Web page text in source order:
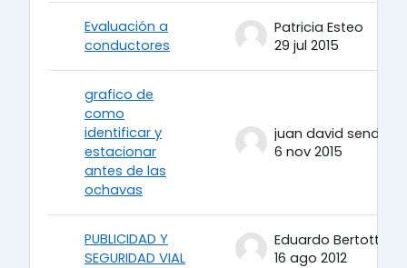
Evaluación a
conductores
Patricia Esteo
29 jul 2015
grafico de
como
identificar y
estacionar
antes de las
ochavas
6 nov 2015
PUBLICIDAD Y
SEGURIDAD VIAL
Eduardo Bertotti
16 ago 2012